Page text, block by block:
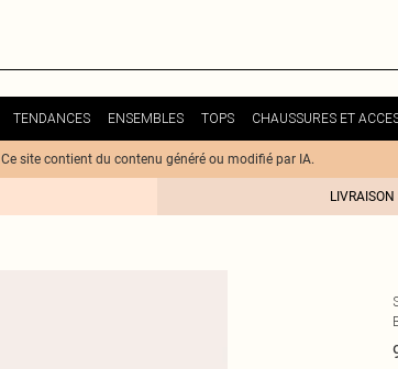
TENDANCES ENSEMBLES TOPS CHAUSSURES ET
Ce site contient du contenu généré ou modifié par IA.